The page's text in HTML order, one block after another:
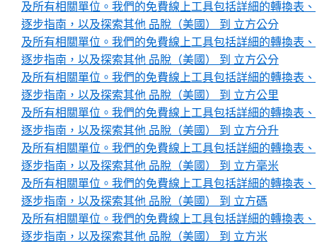
及所有相關單位。我們的免費線上工具包括詳細的轉換表、
逐步指南，以及探索其他 品脫（美國） 到 立方公分
及所有相關單位。我們的免費線上工具包括詳細的轉換表、
逐步指南，以及探索其他 品脫（美國） 到 立方公分
及所有相關單位。我們的免費線上工具包括詳細的轉換表、
逐步指南，以及探索其他 品脫（美國） 到 立方公里
及所有相關單位。我們的免費線上工具包括詳細的轉換表、
逐步指南，以及探索其他 品脫（美國） 到 立方分升
及所有相關單位。我們的免費線上工具包括詳細的轉換表、
逐步指南，以及探索其他 品脫（美國） 到 立方毫米
及所有相關單位。我們的免費線上工具包括詳細的轉換表、
逐步指南，以及探索其他 品脫（美國） 到 立方碼
及所有相關單位。我們的免費線上工具包括詳細的轉換表、
逐步指南，以及探索其他 品脫（美國） 到 立方米